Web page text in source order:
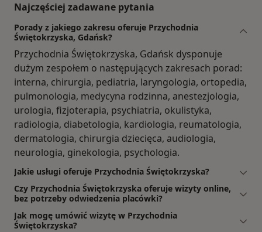
Najczęściej zadawane pytania
Porady z jakiego zakresu oferuje Przychodnia
Świętokrzyska, Gdańsk?
Przychodnia Świętokrzyska, Gdańsk dysponuje
dużym zespołem o następujących zakresach porad:
interna, chirurgia, pediatria, laryngologia, ortopedia,
pulmonologia, medycyna rodzinna, anestezjologia,
urologia, fizjoterapia, psychiatria, okulistyka,
radiologia, diabetologia, kardiologia, reumatologia,
dermatologia, chirurgia dziecięca, audiologia,
neurologia, ginekologia, psychologia.
Jakie usługi oferuje Przychodnia Świętokrzyska?
Czy Przychodnia Świętokrzyska oferuje wizyty online,
bez potrzeby odwiedzenia placówki?
Jak mogę umówić wizytę w Przychodnia
Świętokrzyska?